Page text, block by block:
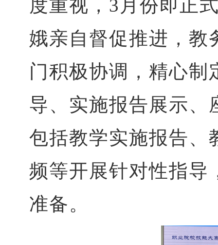
度重视， 3月份即正
娥亲自督促推进，教
门积极协调，精心制
导、实施报告展示、
包括教学实施报告、
频等开展针对性指导
准备。